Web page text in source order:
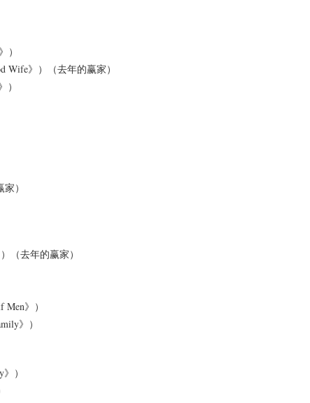
）
Wife》）（去年的赢家）
）
（去年的赢家）
》）
》）
）